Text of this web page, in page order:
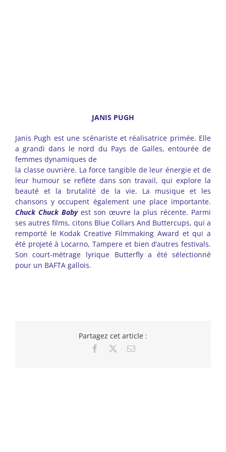
JANIS PUGH
Janis Pugh est une scénariste et réalisatrice primée. Elle
a grandi dans le nord du Pays de Galles, entourée de
femmes dynamiques de
la classe ouvrière. La force tangible de leur énergie et de
leur humour se reflète dans son travail, qui explore la
beauté et la brutalité de la vie. La musique et les
chansons y occupent également une place importante.
Chuck Chuck Babyest son œuvre la plus récente. Parmi
ses autres films, citons Blue Collars And Buttercups, qui a
remporté le Kodak Creative Filmmaking Award et qui a
été projeté à Locarno, Tampere et bien d’autres festivals.
Son court-métrage lyrique Butterfly a été sélectionné
pour un BAFTA gallois.
Partagez cet article :
Facebook Email